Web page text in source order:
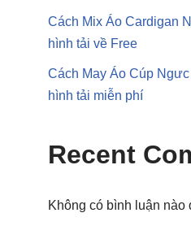
Cách Mix Áo Cardigan
hình tải về Free
Cách May Áo Cúp
hình tải miễn phí
Recent
Không có bình luận nào